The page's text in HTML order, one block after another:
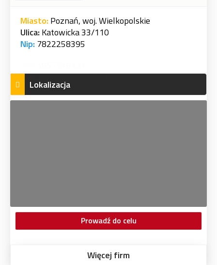
Miasto: Poznań, woj. Wielkopolskie
Ulica: Katowicka 33/110
Nip: 7822258395
Lokalizacja
Prowadź do celu
Więcej firm